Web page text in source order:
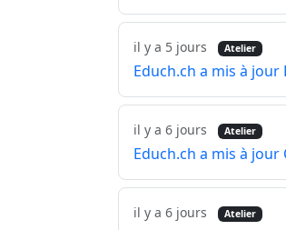
il y a 5 jours Atelier
Educh.ch a mis à jour
il y a 6 jours Atelier
Educh.ch a mis à
il y a 6 jours Atelier